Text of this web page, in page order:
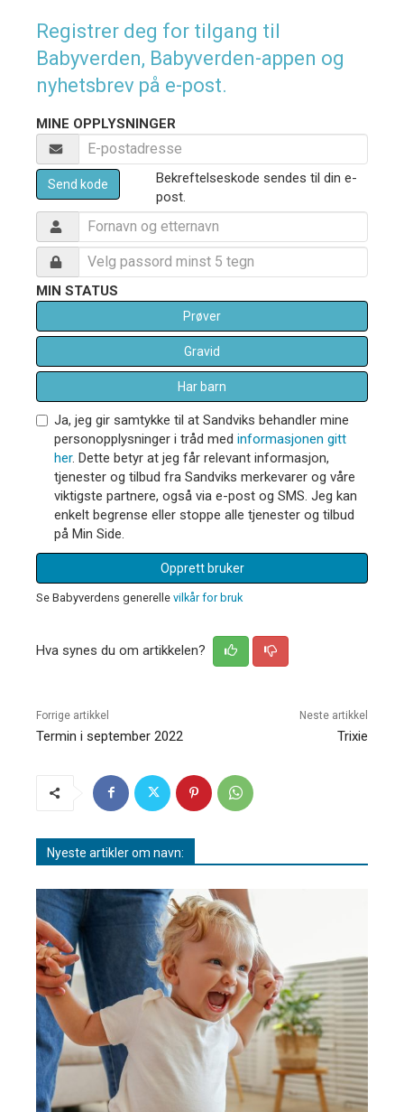
Registrer deg for tilgang til
Babyverden, Babyverden-appen og
nyhetsbrev på e-post.
MINE OPPLYSNINGER
Send kode
Bekreftelseskode sendes til din e-
post.
MIN STATUS
Prøver
Gravid
Har barn
Ja, jeg gir samtykke til at Sandviks behandler mine
personopplysninger i tråd med informasjonen gitt
her. Dette betyr at jeg får relevant informasjon,
tjenester og tilbud fra Sandviks merkevarer og våre
viktigste partnere, også via e-post og SMS. Jeg kan
enkelt begrense eller stoppe alle tjenester og tilbud
på Min Side.
Opprett bruker
Se Babyverdens generelle vilkår for bruk
Hva synes du om artikkelen?
Forrige artikkel
Termin i september 2022
Neste artikkel
Trixie
Nyeste artikler om navn: